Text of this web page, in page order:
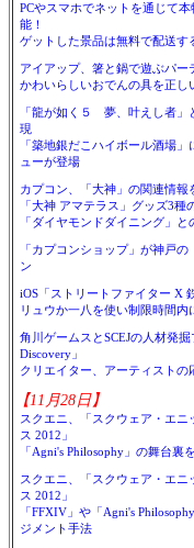
PCやスマホでネットを通じて
能！
ゲットした景品は無料で配送す
アイアップ、箸と鍋で遊ぶパ
かわいらしいおでんの具を正し
「龍が如く５ 夢、叶えし者」
現
「築地銀だこハイボール酒場
ューが登場
カプコン、「大神」の関連情報
「大神 アマテラス」グッズ3種
「ダイヤモンドダイニング」
「カプコンショップ」が神戸
ン
iOS「ストリートファイター X
リュウか一八を使い制限時間
角川ゲームスとSCEJの人材発
Discovery」
クリエイター、アーティストの
【11月28日】
スクエニ、「スクウェア・エニ
ス 2012」
「Agni's Philosophy」の舞台裏
スクエニ、「スクウェア・エニ
ス 2012」
「FFXIV」や「Agni's
ジメント手法